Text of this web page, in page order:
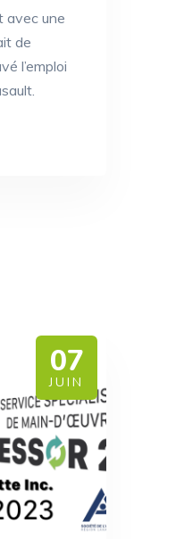
avec une
de
l’emploi
07
JUIN